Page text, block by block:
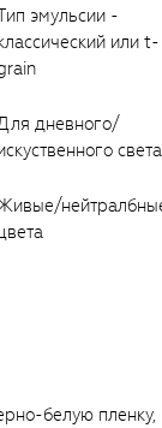
эмульсии -
или t-
дневного/
света
белую пленку,